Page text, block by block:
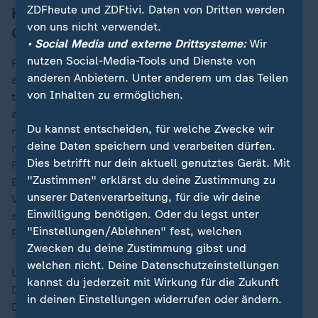
Können psychedelische Wirkstoffe das
Gehirn anregen?
Psychedelische Wirkstoffe wie Psilocybin - bekannt
aus "Magic Mushrooms" - werden inzwischen
therapeutisch erforscht. Die Idee: Das Gehirn soll
angeregt und aus seiner Starre geholt werden. Denn
man vermutet als eine Ursache von Depressionen eine
mangelnde Plastizität des Gehirns, also dessen
Fähigkeit, seine Struktur und Funktion zu verändern.
Besonders bei schweren und therapieresistenten
Verläufen könnte der Ansatz ein Hoffnungsschimmer
sein.Welche neuen Erkenntnisse liefert die größte
Psilocybin-Studie Deutschlands?
Und was ist mit den Jüngsten? Für sie ist in
Deutschland bislang nur ein Medikament gegen
Depressionen zugelassen. Das Problem: Man weiß zu
ZDFheute und ZDFtivi. Daten von Dritten werden
von uns nicht verwendet.
• Social Media und externe Drittsysteme:Wir
nutzen Social-Media-Tools und Dienste von
anderen Anbietern. Unter anderem um das Teilen
von Inhalten zu ermöglichen.
Du kannst entscheiden, für welche Zwecke wir
deine Daten speichern und verarbeiten dürfen.
Dies betrifft nur dein aktuell genutztes Gerät. Mit
"Zustimmen" erklärst du deine Zustimmung zu
unserer Datenverarbeitung, für die wir deine
Einwilligung benötigen. Oder du legst unter
"Einstellungen/Ablehnen" fest, welchen
Zwecken du deine Zustimmung gibst und
welchen nicht. Deine Datenschutzeinstellungen
kannst du jederzeit mit Wirkung für die Zukunft
in deinen Einstellungen widerrufen oder ändern.